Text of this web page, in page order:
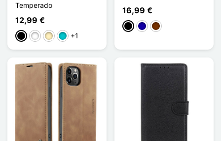
Temperado
12,99 €
PretoBrancoOuroTurquesa
+1
16,99 €
PretoAzul Escuro
Café